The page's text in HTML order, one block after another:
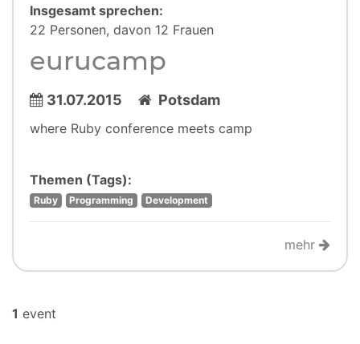
Insgesamt sprechen:
22 Personen, davon 12 Frauen
eurucamp
31.07.2015 Potsdam
where Ruby conference meets camp
Themen (Tags):
Ruby Programming Development
mehr
1 event